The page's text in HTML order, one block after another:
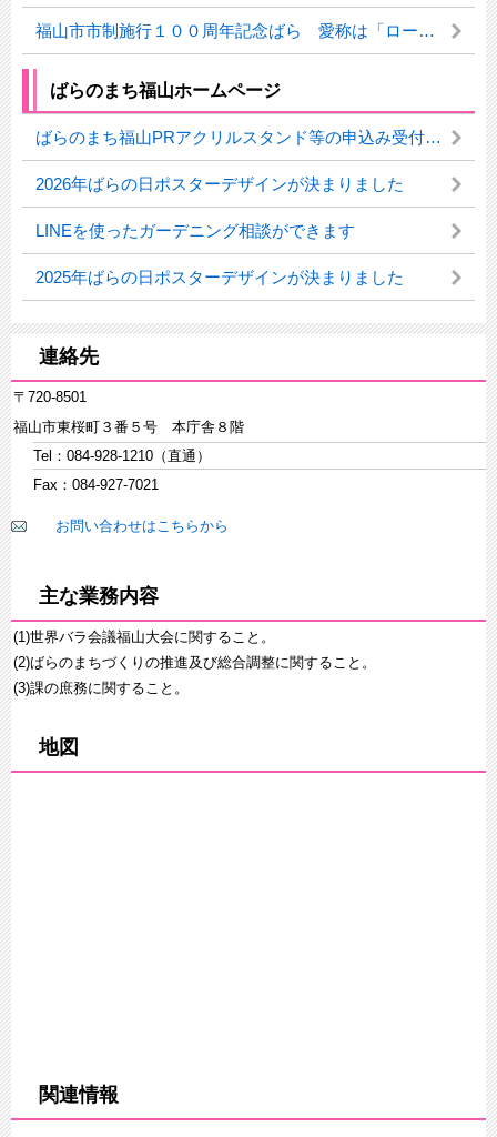
福山市市制施行１００周年記念ばら 愛称は「ローズマインドふくやま」に決定しました！
ばらのまち福山ホームページ
ばらのまち福山PRアクリルスタンド等の申込み受付について
2026年ばらの日ポスターデザインが決まりました
LINEを使ったガーデニング相談ができます
2025年ばらの日ポスターデザインが決まりました
連絡先
〒720-8501
福山市東桜町３番５号 本庁舎８階
Tel：084-928-1210（直通）
Fax：084-927-7021
お問い合わせはこちらから
主な業務内容
(1)世界バラ会議福山大会に関すること。
(2)ばらのまちづくりの推進及び総合調整に関すること。
(3)課の庶務に関すること。
地図
関連情報